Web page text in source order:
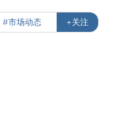
#市场动态 +关注